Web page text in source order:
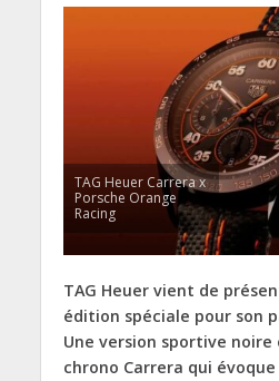
TAG Heuer Carrera x
Porsche Orange
Racing
TAG Heuer vient de
édition spéciale pour son
Une version sportive noire
chrono Carrera qui